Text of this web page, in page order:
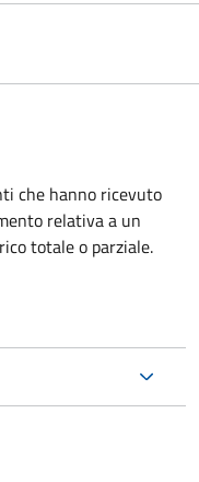
che hanno ricevuto
relativa a un
totale o parziale.